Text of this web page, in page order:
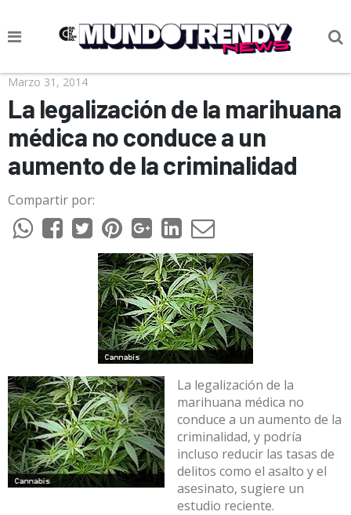
NOTICIAS
CULTURA POP
CIENCIA Y TECNOLOGÍA
VIDA
SOCIEDAD
CULTURIZANDO.COM
Marzo 31, 2014
La legalización de la marihuana
médica no conduce a un
aumento de la criminalidad
Compartir por:
La legalización de la
marihuana médica no
conduce a un aumento de la
criminalidad, y podría
incluso reducir las tasas de
delitos como el asalto y el
asesinato, sugiere un
estudio reciente.